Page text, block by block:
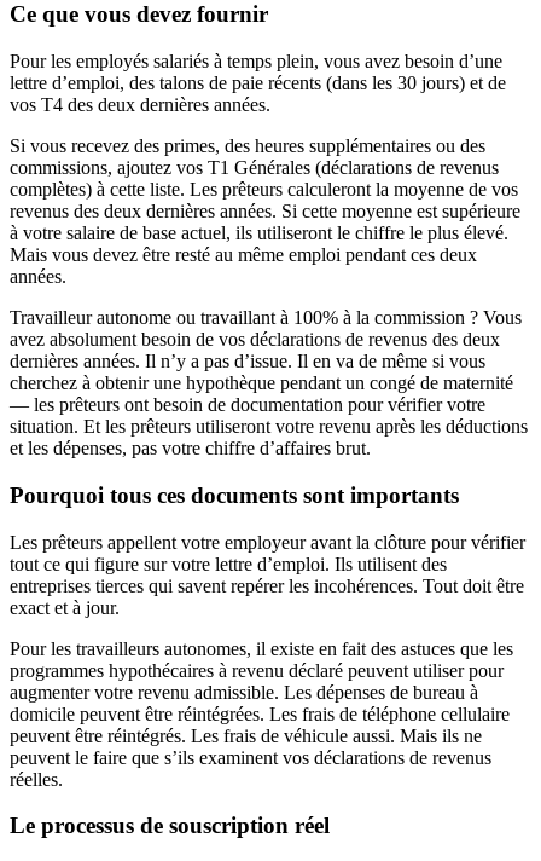
Ce que vous devez fournir
Pour les employés salariés à temps plein, vous avez besoin d’une
lettre d’emploi, des talons de paie récents (dans les 30 jours) et de
vos T4 des deux dernières années.
Si vous recevez des primes, des heures supplémentaires ou des
commissions, ajoutez vos T1 Générales (déclarations de revenus
complètes) à cette liste. Les prêteurs calculeront la moyenne de vos
revenus des deux dernières années. Si cette moyenne est supérieure
à votre salaire de base actuel, ils utiliseront le chiffre le plus élevé.
Mais vous devez être resté au même emploi pendant ces deux
années.
Travailleur autonome ou travaillant à 100% à la commission ? Vous
avez absolument besoin de vos déclarations de revenus des deux
dernières années. Il n’y a pas d’issue. Il en va de même si vous
cherchez à obtenir une hypothèque pendant un congé de maternité
— les prêteurs ont besoin de documentation pour vérifier votre
situation. Et les prêteurs utiliseront votre revenu après les déductions
et les dépenses, pas votre chiffre d’affaires brut.
Pourquoi tous ces documents sont importants
Les prêteurs appellent votre employeur avant la clôture pour vérifier
tout ce qui figure sur votre lettre d’emploi. Ils utilisent des
entreprises tierces qui savent repérer les incohérences. Tout doit être
exact et à jour.
Pour les travailleurs autonomes, il existe en fait des astuces que les
programmes hypothécaires à revenu déclaré peuvent utiliser pour
augmenter votre revenu admissible. Les dépenses de bureau à
domicile peuvent être réintégrées. Les frais de téléphone cellulaire
peuvent être réintégrés. Les frais de véhicule aussi. Mais ils ne
peuvent le faire que s’ils examinent vos déclarations de revenus
réelles.
Le processus de souscription réel